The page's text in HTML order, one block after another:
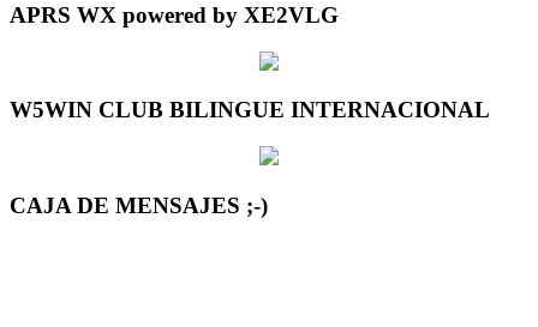
APRS WX powered by XE2VLG
W5WIN CLUB BILINGUE INTERNACIONAL
CAJA DE MENSAJES ;-)